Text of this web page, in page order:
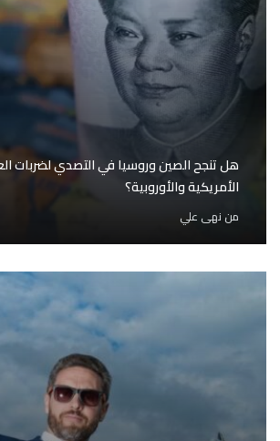
هل تنجح الصين وروسيا في التصدي لضربات
الأمريكية والأوروبية؟
من نهى علي